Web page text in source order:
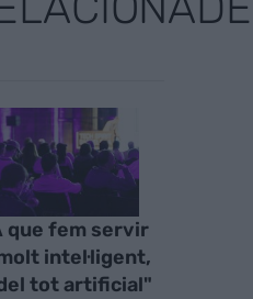
que fem servir
intel·ligent,
tot artificial"